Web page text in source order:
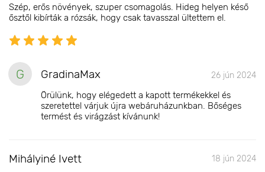
Szép, erős növények, szuper csomagolás. Hideg helyen késő
ősztől kibírták a rózsák, hogy csak tavasszal ültettem el.
G GradinaMax 26 jún 2024
Örülünk, hogy elégedett a kapott termékekkel és
szeretettel várjuk újra webáruházunkban. Bőséges
termést és virágzást kívánunk!
Mihályiné Ivett 18 jún 2024